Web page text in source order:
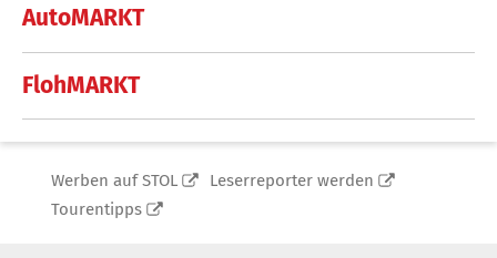
AutoMARKT
FlohMARKT
Werben auf STOL
Leserreporter werden
Tourentipps